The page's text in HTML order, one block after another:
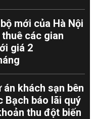
mới của Hà Nội
các gian
giá 2
án khách sạn bên
Bạch báo lãi quý
thu đột biến